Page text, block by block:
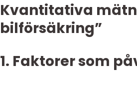
Kvantitativa
bilförsäkring”
1. Faktorer som